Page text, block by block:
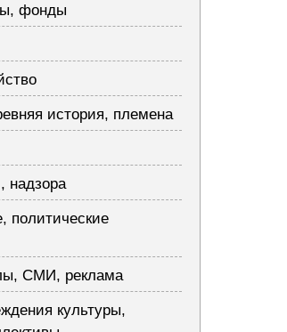
фонды
история, племена
надзора
политические
СМИ, реклама
культуры,